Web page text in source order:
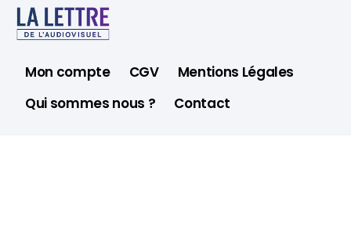
Mon compte CGV
Mentions Légales
Qui sommes nous ?
Contact